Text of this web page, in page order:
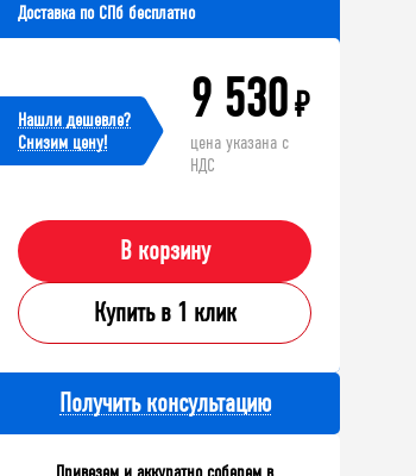
Доставка по СПб бесплатно
Нашли дешевле?
Cнизим цену!
9 530₽
цена указана с
НДС
В корзину
Купить в 1 клик
Получить консультацию